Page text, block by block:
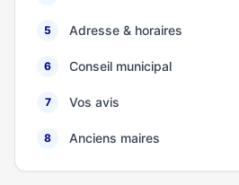
5 Adresse & horaires
6 Conseil municipal
7 Vos avis
8 Anciens maires